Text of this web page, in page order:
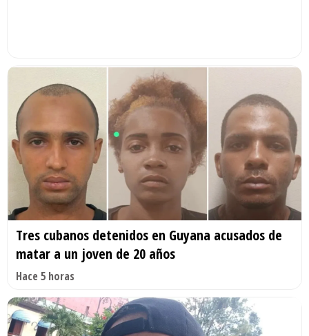
Tres cubanos detenidos en Guyana acusados de
matar a un joven de 20 años
Hace 5 horas